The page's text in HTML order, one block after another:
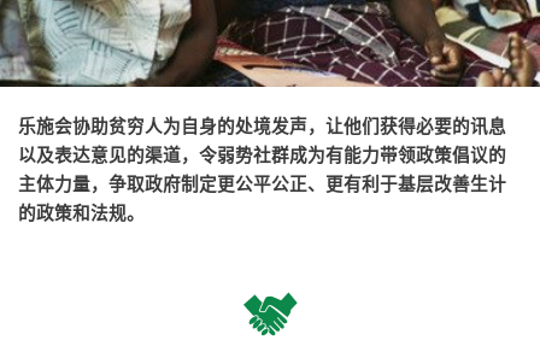
乐施会协助贫穷人为自身的处境发声，让他们获得必要的讯息
以及表达意见的渠道，令弱势社群成为有能力带领政策倡议的
主体力量，争取政府制定更公平公正、更有利于基层改善生计
的政策和法规。